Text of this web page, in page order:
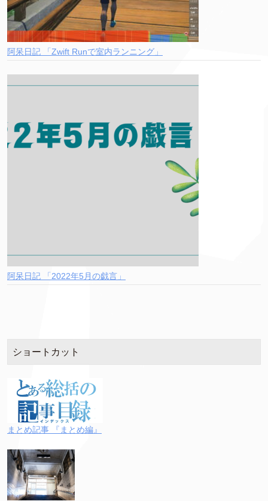
阿呆日記 「Zwift Runで室内ランニング」
阿呆日記 「2022年5月の戯言」
ショートカット
まとめ記事 『まとめ編』